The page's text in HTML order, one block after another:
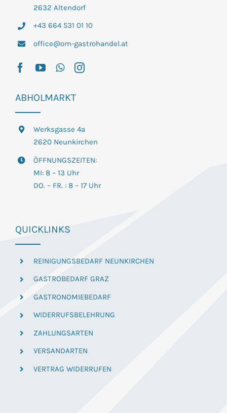
2632 Altendorf
+43 664 531 01 10
office@om-gastrohandel.at
ABHOLMARKT
Werksgasse 4a
2620 Neunkirchen
ÖFFNUNGSZEITEN:
MI: 8 – 13 Uhr
DO. – FR. : 8 – 17 Uhr
QUICKLINKS
REINIGUNGSBEDARF NEUNKIRCHEN
GASTROBEDARF GRAZ
GASTRONOMIEBEDARF
WIDERRUFSBELEHRUNG
ZAHLUNGSARTEN
VERSANDARTEN
VERTRAG WIDERRUFEN